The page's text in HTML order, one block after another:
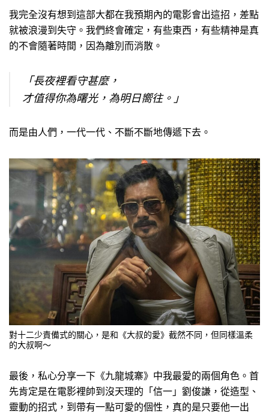
我完全沒有想到這部大都在我預期內的電影會出這招，差點
就被浪漫到失守。我們終會確定，有些東西，有些精神是真
的不會隨著時間，因為離別而消散。
「長夜裡看守甚麼，
才值得你為曙光，為明日嚮往。」
而是由人們，一代一代、不斷不斷地傳遞下去。
對十二少責備式的關心，是和《大叔的愛》截然不同，但同樣溫柔
的大叔啊～
最後，私心分享一下《九龍城寨》中我最愛的兩個角色。首
先肯定是在電影裡帥到沒天理的「信一」劉俊謙，從造型、
靈動的招式，到帶有一點可愛的個性，真的是只要他一出